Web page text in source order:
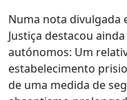
Numa nota
Justiça destacou
autónomos: Um
estabelecimento
de uma medida de